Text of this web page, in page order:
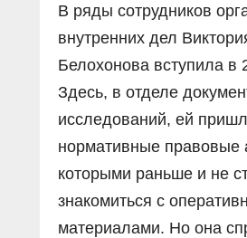
В ряды сотрудников
внутренних дел
Белохонова вступила в
Здесь, в отделе
исследований, ей
нормативные правовые
которыми раньше и не
знакомиться с
материалами. Но она